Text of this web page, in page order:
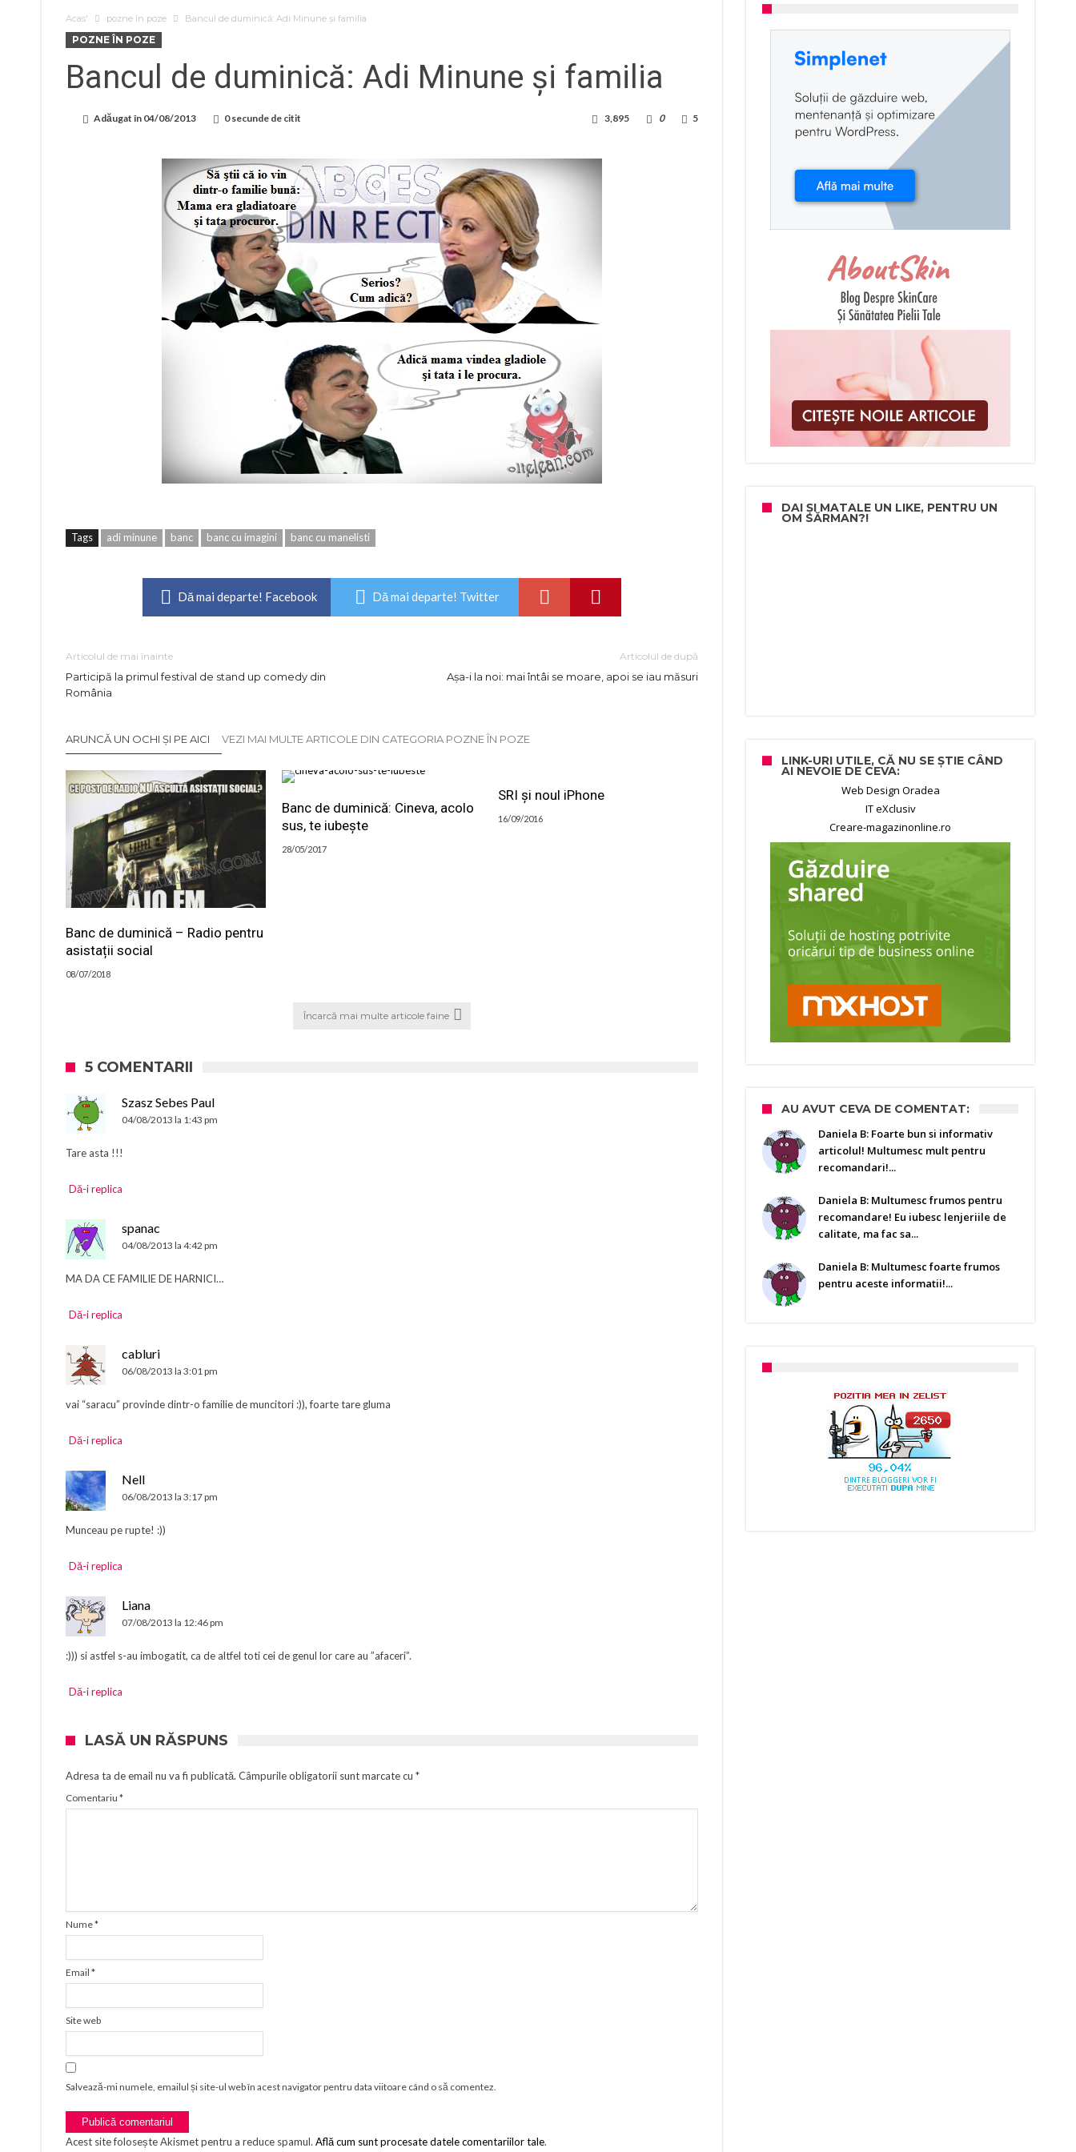
Acas' pozne în poze Bancul de duminică: Adi Minune și familia
POZNE ÎN POZE
Bancul de duminică: Adi Minune și familia
Adăugat în 04/08/2013 0 secunde de citit 5
0
3,895
Tags adi minune banc banc cu imagini banc cu manelisti
Dă mai departe! Facebook Dă mai departe! Twitter
Articolul de mai înainte
Participă la primul festival de stand up comedy din
România
Articolul de după
Așa-i la noi: mai întâi se moare, apoi se iau măsuri
ARUNCĂ UN OCHI ȘI PE AICI VEZI MAI MULTE ARTICOLE DIN CATEGORIA POZNE ÎN POZE
Banc de duminică – Radio pentru
asistații social
08/07/2018
Banc de duminică: Cineva, acolo
sus, te iubește
28/05/2017
SRI și noul iPhone
16/09/2016
Încarcă mai multe articole faine
5 COMENTARII
Szasz Sebes Paul
04/08/2013 la 1:43 pm
Tare asta !!!
Dă-i replica
spanac
04/08/2013 la 4:42 pm
MA DA CE FAMILIE DE HARNICI…
Dă-i replica
cabluri
06/08/2013 la 3:01 pm
vai “saracu” provinde dintr-o familie de muncitori :)), foarte tare gluma
Dă-i replica
Nell
06/08/2013 la 3:17 pm
Munceau pe rupte! :))
Dă-i replica
Liana
07/08/2013 la 12:46 pm
:))) si astfel s-au imbogatit, ca de altfel toti cei de genul lor care au ”afaceri”.
Dă-i replica
LASĂ UN RĂSPUNS
Adresa ta de email nu va fi publicată. Câmpurile obligatorii sunt marcate cu *
Comentariu *
Nume*
Email *
Site web
Salvează-mi numele, emailul și site-ul web în acest navigator pentru data viitoare când o să comentez.
Acest site folosește Akismet pentru a reduce spamul. Află cum sunt procesate datele comentariilor tale.
DAI ȘI MATALE UN LIKE, PENTRU UN
OM SĂRMAN?!
LINK-URI UTILE, CĂ NU SE ȘTIE CÂND
AI NEVOIE DE CEVA:
Web Design Oradea
IT eXclusiv
Creare-magazinonline.ro
AU AVUT CEVA DE COMENTAT:
Daniela B: Foarte bun si informativ
articolul! Multumesc mult pentru
recomandari!...
Daniela B: Multumesc frumos pentru
recomandare! Eu iubesc lenjeriile de
calitate, ma fac sa...
Daniela B: Multumesc foarte frumos
pentru aceste informatii!...